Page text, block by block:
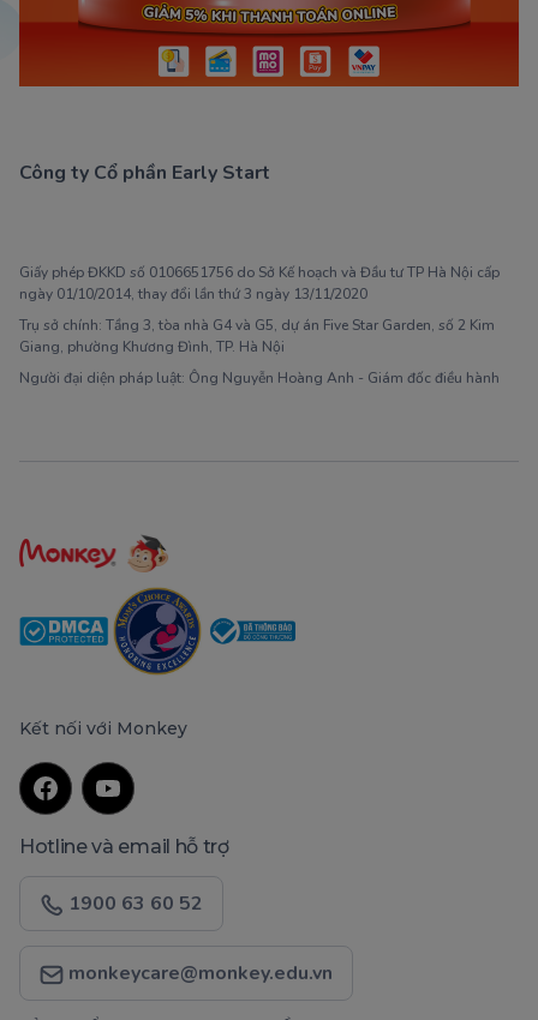
Công ty Cổ phần Early Start
Giấy phép ĐKKD số 0106651756 do Sở Kế hoạch và Đầu tư TP Hà Nội cấp
ngày 01/10/2014, thay đổi lần thứ 3 ngày 13/11/2020
Trụ sở chính: Tầng 3, tòa nhà G4 và G5, dự án Five Star Garden, số 2 Kim
Giang, phường Khương Đình, TP. Hà Nội
Người đại diện pháp luật: Ông Nguyễn Hoàng Anh - Giám đốc điều hành
Kết nối với Monkey
Hotline và email hỗ trợ
1900 63 60 52
monkeycare@monkey.edu.vn